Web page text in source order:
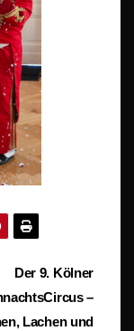
Der 9. Kölner
–
Lachen und